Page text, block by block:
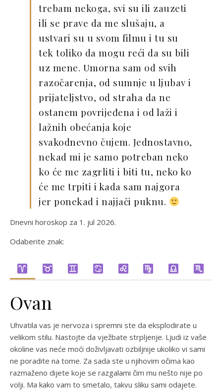
trebam nekoga, svi su ili zauzeti
ili se prave da me slušaju, a
ustvari su u svom filmu i tu su
tek toliko da mogu reći da su bili
uz mene. Umorna sam od svih
razočarenja, od sumnje u ljubav i
prijateljstvo, od straha da ne
ostanem povrijeđena i od laži i
lažnih obećanja koje
svakodnevno čujem. Jednostavno,
nekad mi je samo potreban neko
ko će me zagrliti i biti tu, neko ko
će me trpiti i kada sam najgora
jer ponekad i najjači puknu.
Dnevni horoskop za 1. jul 2026.
Odaberite znak:
Ovan
Uhvatila vas je nervoza i spremni ste da eksplodirate u
velikom stilu. Nastojte da vježbate strpljenje. Ljudi iz vaše
okoline vas neće moći doživljavati ozbiljnije ukoliko vi sami
ne poradite na tome. Za sada ste u njihovim očima kao
razmaženo dijete koje se razgalami čim mu nešto nije po
volji. Ma kako vam to smetalo, takvu sliku sami odajete.